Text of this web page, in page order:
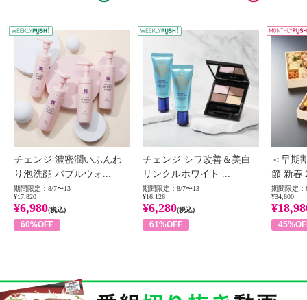
WEEKLY PUSH
チェンジ 濃密潤いふんわ
り泡洗顔 バブルウォ...
期間限定：8/7〜13
¥17,820
¥6,980(税込)
60%OFF
チェンジ シワ改善＆美白
リンクルホワイト ...
期間限定：8/7〜13
¥16,126
¥6,280(税込)
61%OFF
＜早期
節 新春
期間限定：
¥34,800